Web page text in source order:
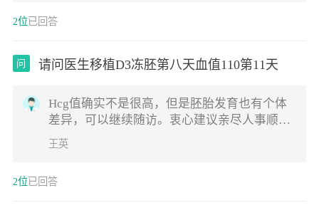
2位已回答
问 请问医生移植D3冻胚第八天血值110第11天
Hcg值确实不是很高，但是胚胎发育也有个体
差异，可以继续随访。衷心建议亲尽人事顺其
自然，越紧张反而不利于妊娠，祝您好孕
王英
2位已回答